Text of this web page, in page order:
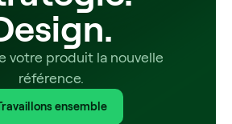
votre produit la nouvelle
référence.
ensemble